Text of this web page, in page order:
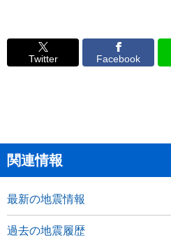
Twitter Facebook
関連情報
最新の地震情報
過去の地震履歴